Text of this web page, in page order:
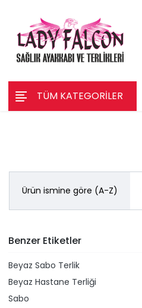
TÜM KATEGORİLER
Ürün ismine göre (A-Z)
Benzer Etiketler
Beyaz Sabo Terlik
Beyaz Hastane Terliği
Sabo